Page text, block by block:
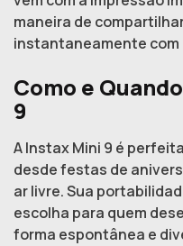
maneira de
instantaneamente com
Como e
9
A Instax Mini 9 é
desde festas de
ar livre. Sua
escolha para quem
forma espontânea e